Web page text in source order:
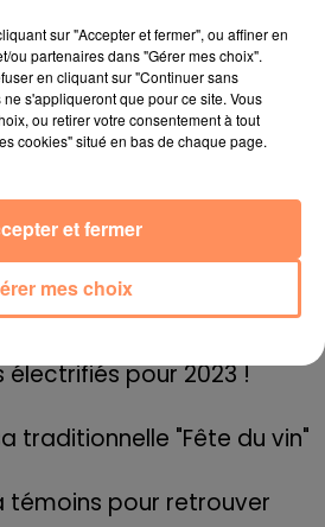
Dadju
à la pétanque
nuit !
électrifiés pour 2023 !
traditionnelle "Fête du vin"
témoins pour retrouver
sur "Accepter et fermer", ou affiner en
ou partenaires dans "Gérer mes choix".
en cliquant sur "Continuer sans
s'appliqueront que pour ce site. Vous
ou retirer votre consentement à tout
cookies" situé en bas de chaque page.
mes choix
et fermer